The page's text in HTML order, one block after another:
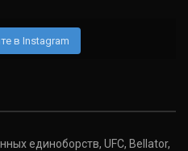
в Instagram
единоборств, UFC, Bellator,